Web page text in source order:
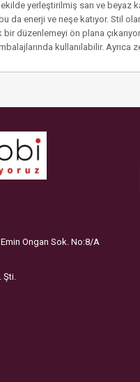
yerleştirilmiş sarı ve beyaz
bu da enerji ve neşe katıyor.
düzenlemeyi ön plana
kullanılabilir.
Ongan Sok. No:8/A